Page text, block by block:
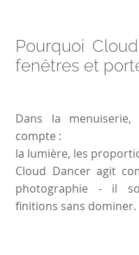
Pourquoi
fenêtres et
Dans la
compte :
la lumière, les
Cloud Dancer agit
photographie - il
finitions sans dominer.